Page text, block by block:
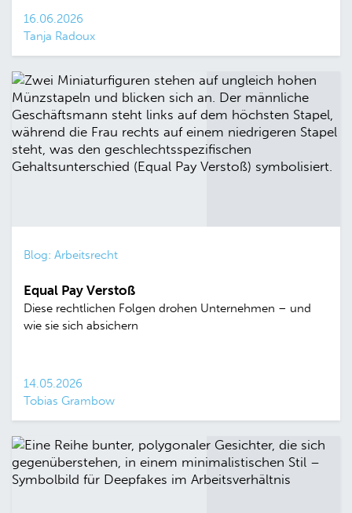
16.06.2026
Tanja Radoux
Blog: Arbeitsrecht
Equal Pay Verstoß
Diese rechtlichen Folgen drohen Unternehmen – und
wie sie sich absichern
14.05.2026
Tobias Grambow